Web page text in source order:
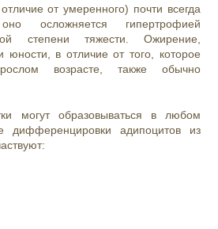
от умеренного) почти всегда
оно осложняется гипертрофией
степени тяжести. Ожирение,
юности, в отличие от того, которое
возрасте, также обычно
могут образовываться в любом
дифференцировки адипоцитов из